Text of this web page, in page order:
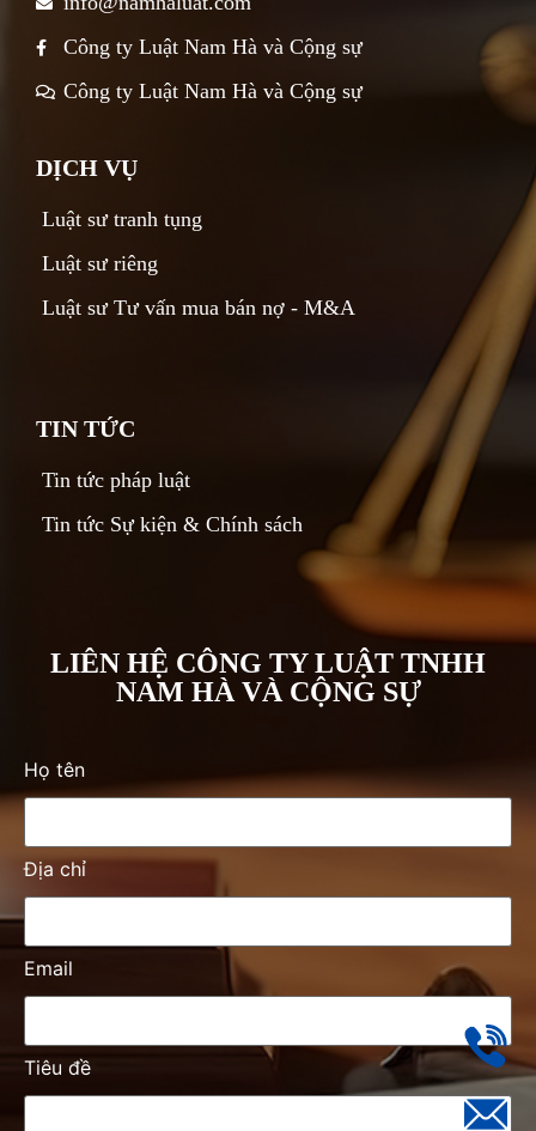
Công ty Luật Nam Hà và Cộng sự
Công ty Luật Nam Hà và Cộng sự
DỊCH VỤ
Luật sư tranh tụng
Luật sư riêng
Luật sư Tư vấn mua bán nợ - M&A
TIN TỨC
Tin tức pháp luật
Tin tức Sự kiện & Chính sách
LIÊN HỆ CÔNG TY LUẬT TNHH
NAM HÀ VÀ CỘNG SỰ
Họ tên
Địa chỉ
Email
Tiêu đề